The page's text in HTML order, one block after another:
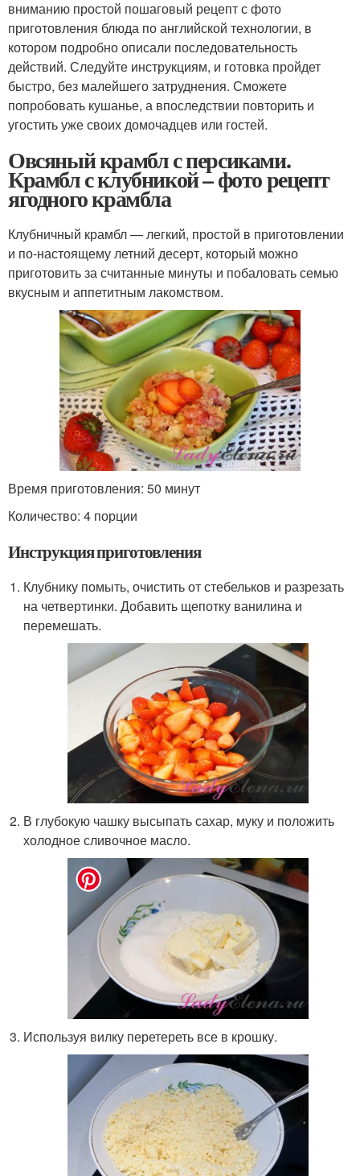
вниманию простой пошаговый рецепт с фото
приготовления блюда по английской технологии, в
котором подробно описали последовательность
действий. Следуйте инструкциям, и готовка пройдет
быстро, без малейшего затруднения. Сможете
попробовать кушанье, а впоследствии повторить и
угостить уже своих домочадцев или гостей.
Овсяный крамбл с персиками.
Крамбл с клубникой – фото рецепт
ягодного крамбла
Клубничный крамбл — легкий, простой в приготовлении
и по-настоящему летний десерт, который можно
приготовить за считанные минуты и побаловать семью
вкусным и аппетитным лакомством.
Время приготовления: 50 минут
Количество: 4 порции
Инструкция приготовления
Клубнику помыть, очистить от стебельков и разрезать
на четвертинки. Добавить щепотку ванилина и
перемешать.
В глубокую чашку высыпать сахар, муку и положить
холодное сливочное масло.
Используя вилку перетереть все в крошку.